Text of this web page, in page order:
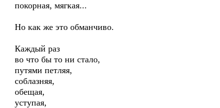
покорная, мягкая...
Но как же это обманчиво.
Каждый раз
во что бы то ни стало,
путями петляя,
соблазняя,
обещая,
уступая,